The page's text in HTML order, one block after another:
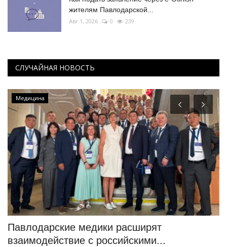
жителям Павлодарской...
Авг 1, 2026 0 239
СЛУЧАЙНАЯ НОВОСТЬ
Медицина
Павлодарские медики расширят
взаимодействие с российскими...